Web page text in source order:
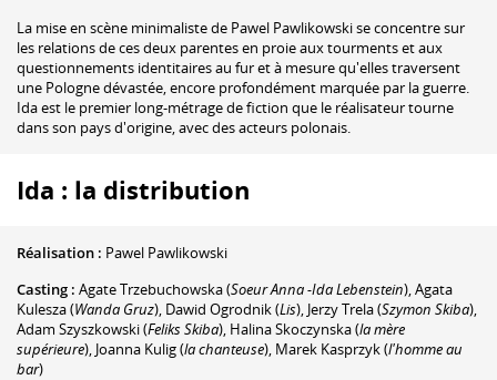
La mise en scène minimaliste de Pawel Pawlikowski se concentre sur
les relations de ces deux parentes en proie aux tourments et aux
questionnements identitaires au fur et à mesure qu'elles traversent
une Pologne dévastée, encore profondément marquée par la guerre.
Ida est le premier long-métrage de fiction que le réalisateur tourne
dans son pays d'origine, avec des acteurs polonais.
Ida : la distribution
Réalisation : Pawel Pawlikowski
Casting : Agate Trzebuchowska(Soeur Anna -Ida Lebenstein),Agata
Kulesza(Wanda Gruz), Dawid Ogrodnik(Lis), Jerzy Trela(Szymon Skiba),
Adam Szyszkowski(Feliks Skiba), Halina Skoczynska(la mère
supérieure), Joanna Kulig(la chanteuse), Marek Kasprzyk(l'homme au
bar)